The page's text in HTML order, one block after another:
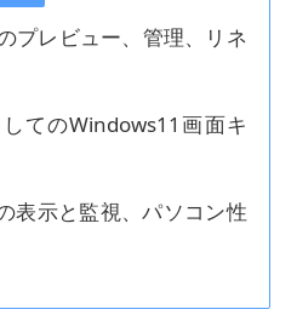
プレビュー、管理、リネ
てのWindows11画面キ
表示と監視、パソコン性